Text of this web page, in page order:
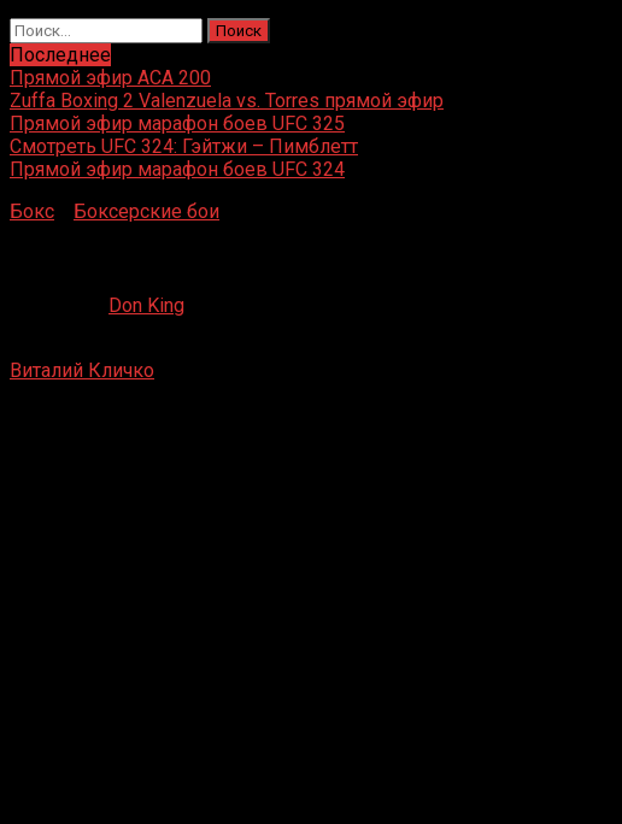
Найти:
Последнее
Прямой эфир ACA 200
Zuffa Boxing 2 Valenzuela vs. Torres прямой эфир
Прямой эфир марафон боев UFC 325
Смотреть UFC 324: Гэйтжи – Пимблетт
Прямой эфир марафон боев UFC 324
Бокс
Боксерские бои
Don King
Виталий Кличко